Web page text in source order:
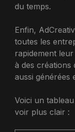
du temps.
Enfin,
toutes les
rapidement
à des créations
aussi générées
Voici un
voir plus clair :